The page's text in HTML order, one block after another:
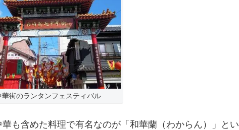
華街のランタンフェスティバル
も含めた料理で有名なのが「和華蘭（わからん）」とい